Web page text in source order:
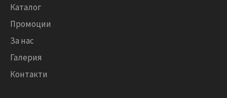
Каталог
Промоции
За нас
Галерия
Контакти